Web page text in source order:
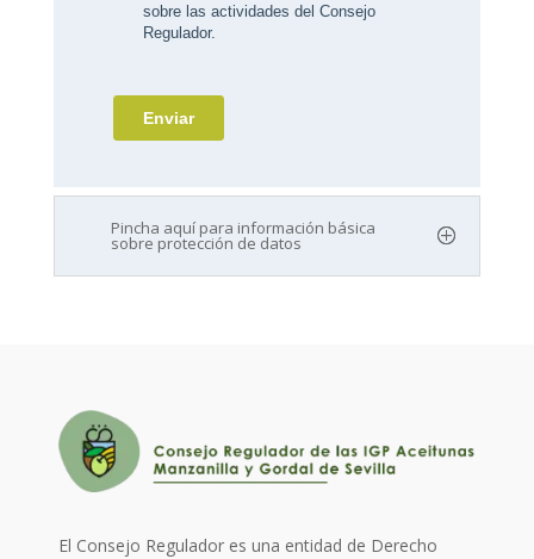
Pincha aquí para información básica
sobre protección de datos
El Consejo Regulador es una entidad de Derecho